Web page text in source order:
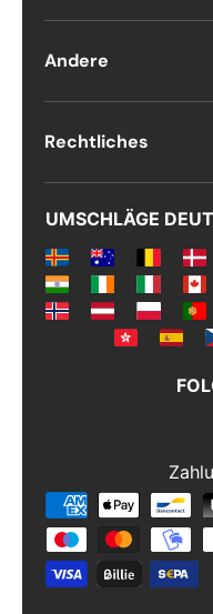
Andere
Rechtliches
UMSCHLÄGE